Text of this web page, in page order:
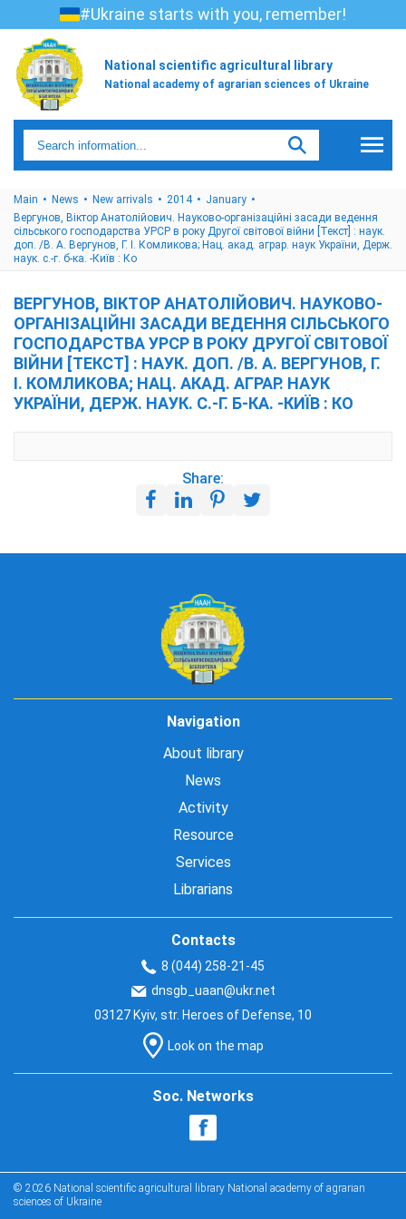
#Ukraine starts with you, remember!
National scientific agricultural library
National academy of agrarian sciences of Ukraine
Main News New arrivals 2014
January
Вергунов, Віктор Анатолійович. Науково-організаційні засади ведення
сільського господарства УРСР в року Другої світової війни [Текст] : наук.
доп. /В. А. Вергунов, Г. І. Комликова; Нац. акад. аграр. наук України, Держ.
наук. с.-г. б-ка. -Київ : Ко
ВЕРГУНОВ, ВІКТОР АНАТОЛІЙОВИЧ. НАУКОВО-
ОРГАНІЗАЦІЙНІ ЗАСАДИ ВЕДЕННЯ СІЛЬСЬКОГО
ГОСПОДАРСТВА УРСР В РОКУ ДРУГОЇ СВІТОВОЇ
ВІЙНИ [ТЕКСТ] : НАУК. ДОП. /В. А. ВЕРГУНОВ, Г.
І. КОМЛИКОВА; НАЦ. АКАД. АГРАР. НАУК
УКРАЇНИ, ДЕРЖ. НАУК. С.-Г. Б-КА. -КИЇВ : КО
Share:
Navigation
About library
News
Activity
Resource
Services
Librarians
Contacts
8 (044) 258-21-45
dnsgb_uaan@ukr.net
03127 Kyiv, str. Heroes of Defense, 10
Look on the map
Soc. Networks
© 2026 National scientific agricultural library National academy of agrarian
sciences of Ukraine